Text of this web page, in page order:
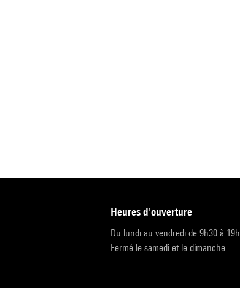
heures d'ouverture
Du lundi au vendredi de 9h30 à 19h
Fermé le samedi et le dimanche